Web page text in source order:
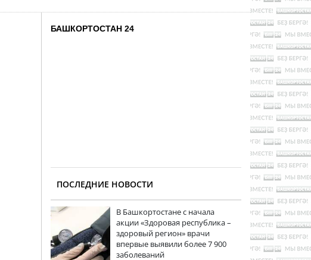
БАШКОРТОСТАН 24
ПОСЛЕДНИЕ НОВОСТИ
В Башкортостане с начала
акции «Здоровая республика –
здоровый регион» врачи
впервые выявили более 7 900
заболеваний